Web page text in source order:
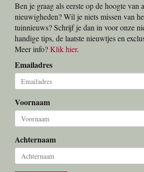
Ben je graag als eerste op de hoogte van
nieuwigheden? Wil je niets missen van
tuinnieuws? Schrijf je dan in voor onze
handige tips, de laatste nieuwtjes en
Meer info?Klik hier.
Emailadres
Voornaam
Achternaam